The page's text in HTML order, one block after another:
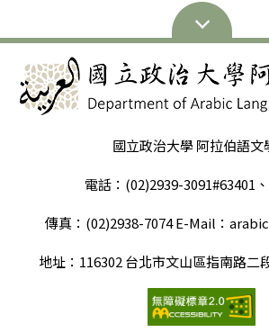
國立政治大學 阿拉伯語文
電話：(02)2939-3091#63401
傳真：(02)2938-7074 E-Mail：
地址：116302 台北市文山區指南路二